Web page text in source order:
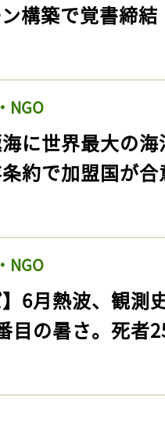
構築で覚書締結
NGO
海に世界最大の
約で加盟国が合
NGO
】6月熱波、観
目の暑さ。死者